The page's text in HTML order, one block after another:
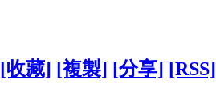
[收藏] [複製] [分享] [RSS]